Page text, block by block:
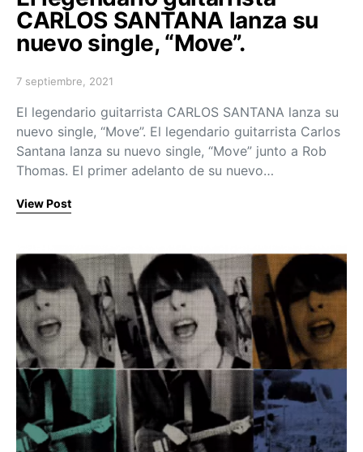
CARLOS SANTANA lanza su
nuevo single, “Move”.
Posted on
7 septiembre, 2021
El legendario guitarrista CARLOS SANTANA lanza su
nuevo single, “Move”. El legendario guitarrista Carlos
Santana lanza su nuevo single, “Move” junto a Rob
Thomas. El primer adelanto de su nuevo…
View Post